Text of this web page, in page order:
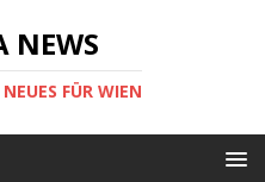
NEWS
FÜR WIEN